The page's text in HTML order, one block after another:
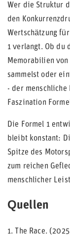
Wer die Struktur
den
Wertschätzung
1 verlangt. Ob du
Memorabilien von
sammelst oder
- der
Faszination
Die Formel 1
bleibt konstant:
Spitze des
zum reichen
menschlicher
Quellen
1. The Race.